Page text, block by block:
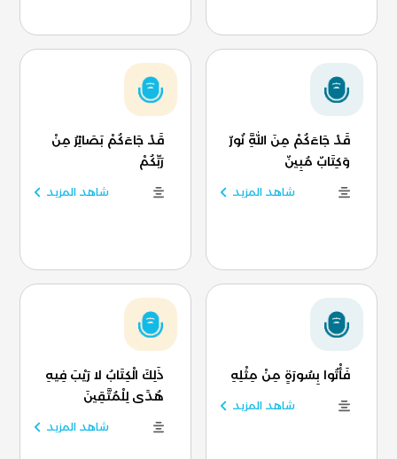
قَدْ جَاءَكُمْ مِنَ اللَّهِ نُورٌ
وَكِتَابٌ مُبِينٌ
شاهد المزيد
قَدْ جَاءَكُمْ بَصَائِرُ مِنْ
رَبِّكُمْ
شاهد المزيد
فَأْتُوا بِسُورَةٍ مِنْ مِثْلِهِ
شاهد المزيد
ذَلِكَ الْكِتَابُ لا رَيْبَ فِيهِ
هُدًى لِلْمُتَّقِينَ
شاهد المزيد